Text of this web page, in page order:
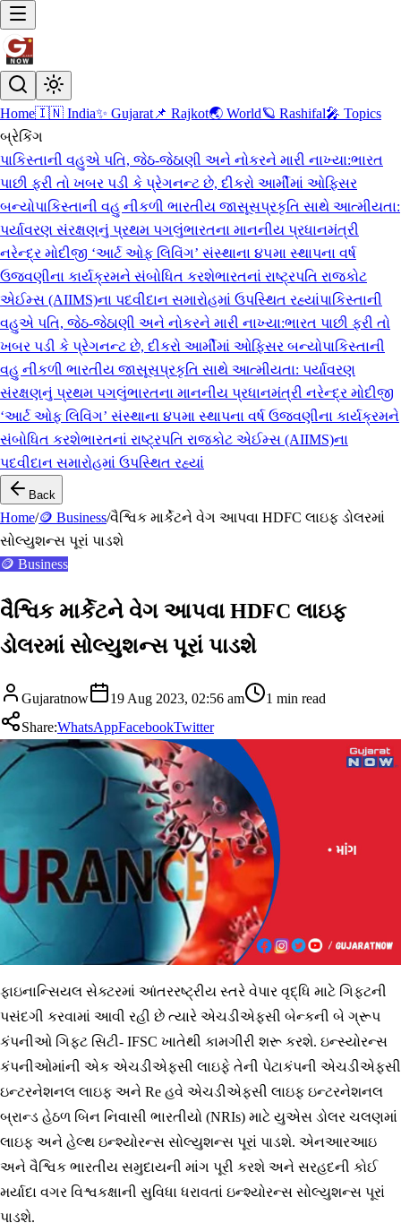
Home🇮🇳 India✨ Gujarat 📌 Rajkot🌏 World🪐 Rashifal🎤 Topics
બ્રેકિંગ
પાકિસ્તાની વહુએ પતિ, જેઠ-જેઠાણી અને નોકરને મારી નાખ્યા:ભારત
પાછી ફરી તો ખબર પડી કે પ્રેગનન્ટ છે, દીકરો આર્મીમાં ઓફિસર
બન્યોપાકિસ્તાની વહુ નીકળી ભારતીય જાસૂસપ્રકૃતિ સાથે આત્મીયતા:
પર્યાવરણ સંરક્ષણનું પ્રથમ પગલુંભારતના માનનીય પ્રધાનમંત્રી
નરેન્દ્ર મોદીજી ‘આર્ટ ઓફ લિવિંગ’ સંસ્થાના ૪૫મા સ્થાપના વર્ષ
ઉજવણીના કાર્યક્રમને સંબોધિત કરશેભારતનાં રાષ્ટ્રપતિ રાજકોટ
એઈમ્સ (AIIMS)ના પદવીદાન સમારોહમાં ઉપસ્થિત રહ્યાંપાકિસ્તાની
વહુએ પતિ, જેઠ-જેઠાણી અને નોકરને મારી નાખ્યા:ભારત પાછી ફરી તો
ખબર પડી કે પ્રેગનન્ટ છે, દીકરો આર્મીમાં ઓફિસર બન્યોપાકિસ્તાની
વહુ નીકળી ભારતીય જાસૂસપ્રકૃતિ સાથે આત્મીયતા: પર્યાવરણ
સંરક્ષણનું પ્રથમ પગલુંભારતના માનનીય પ્રધાનમંત્રી નરેન્દ્ર મોદીજી
‘આર્ટ ઓફ લિવિંગ’ સંસ્થાના ૪૫મા સ્થાપના વર્ષ ઉજવણીના કાર્યક્રમને
સંબોધિત કરશેભારતનાં રાષ્ટ્રપતિ રાજકોટ એઈમ્સ (AIIMS)ના
પદવીદાન સમારોહમાં ઉપસ્થિત રહ્યાં
Back
Home/🪙 Business/વૈશ્વિક માર્કેટને વેગ આપવા HDFC લાઇફ ડોલરમાં
સોલ્યુશન્સ પૂરાં પાડશે
🪙 Business
વૈશ્વિક માર્કેટને વેગ આપવા HDFC લાઇફ
ડોલરમાં સોલ્યુશન્સ પૂરાં પાડશે
Gujaratnow 19 Aug 2023, 02:56 am 1 min read
Share:WhatsAppFacebookTwitter
ફાઇનાન્સિયલ સેક્ટરમાં આંતરરષ્ટ્રીય સ્તરે વેપાર વૃદ્ધિ માટે ગિફ્ટની
પસંદગી કરવામાં આવી રહી છે ત્યારે એચડીએફસી બેન્કની બે ગ્રૂપ
કંપનીઓ ગિફ્ટ સિટી- IFSC ખાતેથી કામગીરી શરૂ કરશે. ઇન્સ્યોરન્સ
કંપનીઓમાંની એક એચડીએફસી લાઇફે તેની પેટાકંપની એચડીએફસી
ઇન્ટરનેશનલ લાઇફ અને Re હવે એચડીએફસી લાઇફ ઇન્ટરનેશનલ
બ્રાન્ડ હેઠળ બિન નિવાસી ભારતીયો (NRIs) માટે યુએસ ડોલર ચલણમાં
લાઇફ અને હેલ્થ ઇન્શ્યોરન્સ સોલ્યુશન્સ પૂરાં પાડશે. એનઆરઆઇ
અને વૈશ્વિક ભારતીય સમુદાયની માંગ પૂરી કરશે અને સરહદની કોઈ
મર્યાદા વગર વિશ્વકક્ષાની સુવિધા ધરાવતાં ઇન્શ્યોરન્સ સોલ્યુશન્સ પૂરાં
પાડશે.